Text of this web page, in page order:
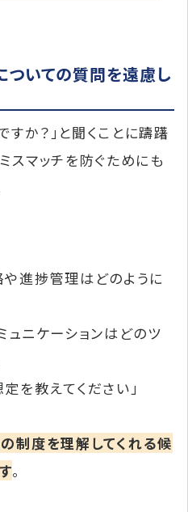
ついての質問を遠慮し
か？」と聞くことに躊躇
スマッチを防ぐためにも
や進捗管理はどのように
ュニケーションはどのツ
を教えてください」
制度を理解してくれる候
。